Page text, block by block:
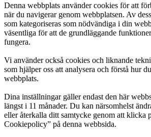
Denna webbplats använder cookies för att
när du navigerar genom webbplatsen. Av
som kategoriseras som nödvändiga i din
väsentliga för att de grundläggande
fungera.
Vi använder också cookies och liknande
som hjälper oss att analysera och förstå hur
webbplats.
Dina inställningar gäller endast den här
längst i 11 månader. Du kan närsomhelst
eller återkalla ditt samtycke genom att klicka
Cookiepolicy” på denna webbsida.